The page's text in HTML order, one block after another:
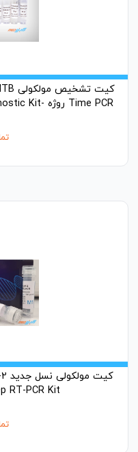
Time PCR روژه -Viga MTB Molecular Diagnostic Kit
RT-PCR Kit